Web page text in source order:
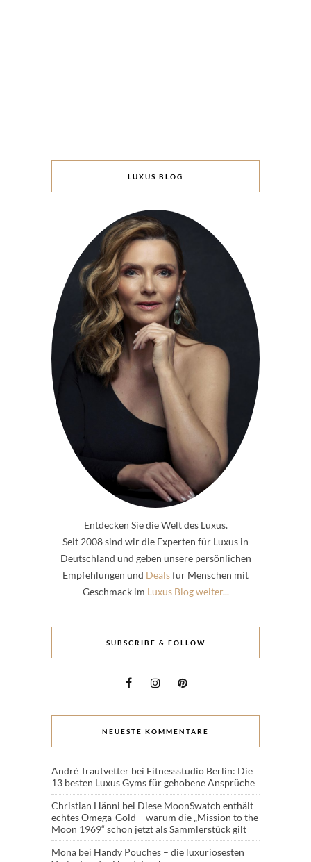
LUXUS BLOG
Entdecken Sie die Welt des Luxus.
Seit 2008 sind wir die Experten für Luxus in
Deutschland und geben unsere persönlichen
Empfehlungen und Dealsfür Menschen mit
Geschmack im Luxus Blog weiter...
SUBSCRIBE & FOLLOW
NEUESTE KOMMENTARE
André Trautvetter bei Fitnessstudio Berlin: Die
13 besten Luxus Gyms für gehobene Ansprüche
Christian Hänni bei Diese MoonSwatch enthält
echtes Omega-Gold – warum die „Mission to the
Moon 1969“ schon jetzt als Sammlerstück gilt
Mona bei Handy Pouches – die luxuriösesten